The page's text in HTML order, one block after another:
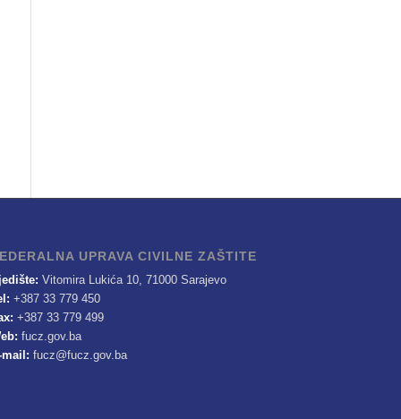
UPRAVA CIVILNE ZAŠTITE
Vitomira Lukića 10, 71000 Sarajevo
+387 33 779 450
+387 33 779 499
fucz.gov.ba
mail: fucz@fucz.gov.ba